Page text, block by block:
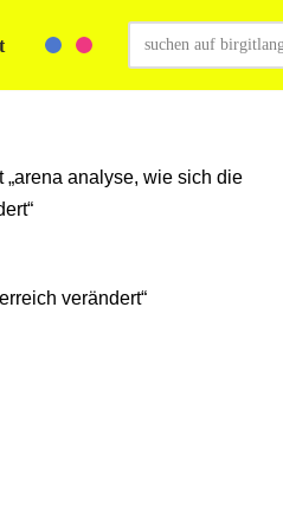
verändert“